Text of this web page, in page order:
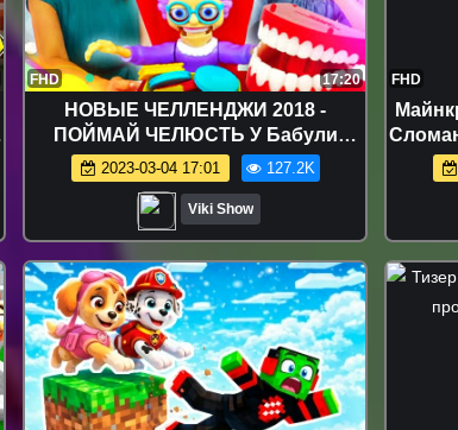
FHD 17:20
НОВЫЕ ЧЕЛЛЕНДЖИ 2018 -
ПОЙМАЙ ЧЕЛЮСТЬ У Бабули
ЧЕЛЛЕНДЖ GREEDY GRANNY
GAME Family Fun Game For Kids
CHALLENGE / Вики Шоу
2023-03-04 17:01 127.2K
Viki Show
FHD